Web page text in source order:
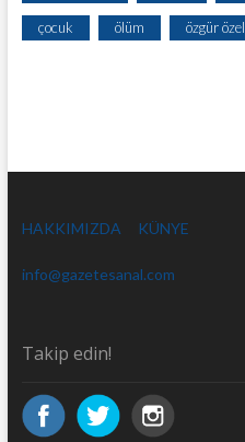
çocuk ölüm özgür özel
HAKKIMIZDA KÜNYE
info@gazetesanal.com
Takip edin!